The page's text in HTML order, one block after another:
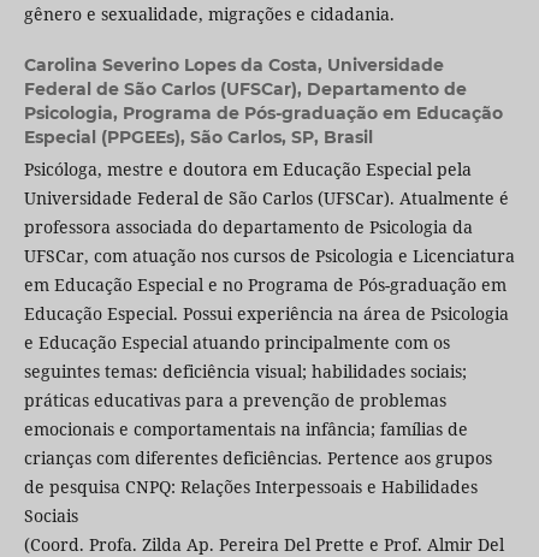
gênero e sexualidade, migrações e cidadania.
Carolina Severino Lopes da Costa, Universidade
Federal de São Carlos (UFSCar), Departamento de
Psicologia, Programa de Pós-graduação em Educação
Especial (PPGEEs), São Carlos, SP, Brasil
Psicóloga, mestre e doutora em Educação Especial pela
Universidade Federal de São Carlos (UFSCar). Atualmente é
professora associada do departamento de Psicologia da
UFSCar, com atuação nos cursos de Psicologia e Licenciatura
em Educação Especial e no Programa de Pós-graduação em
Educação Especial. Possui experiência na área de Psicologia
e Educação Especial atuando principalmente com os
seguintes temas: deficiência visual; habilidades sociais;
práticas educativas para a prevenção de problemas
emocionais e comportamentais na infância; famílias de
crianças com diferentes deficiências. Pertence aos grupos
de pesquisa CNPQ: Relações Interpessoais e Habilidades
Sociais
(Coord. Profa. Zilda Ap. Pereira Del Prette e Prof. Almir Del